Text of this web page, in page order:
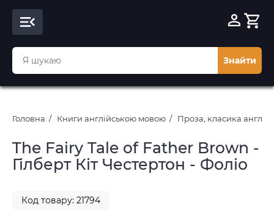
Знайти
Головна Книги англійською мовою Проза, класика
The Fairy Tale of Father Brown -
Гілберт Кіт Честертон - Фоліо
Код товару: 21794